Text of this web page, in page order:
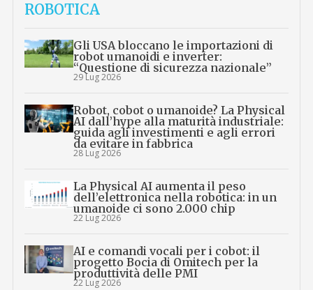
ROBOTICA
Gli USA bloccano le importazioni di
robot umanoidi e inverter:
“Questione di sicurezza nazionale”
29 Lug 2026
Robot, cobot o umanoide? La Physical
AI dall’hype alla maturità industriale:
guida agli investimenti e agli errori
da evitare in fabbrica
28 Lug 2026
La Physical AI aumenta il peso
dell’elettronica nella robotica: in un
umanoide ci sono 2.000 chip
22 Lug 2026
AI e comandi vocali per i cobot: il
progetto Bocia di Omitech per la
produttività delle PMI
22 Lug 2026